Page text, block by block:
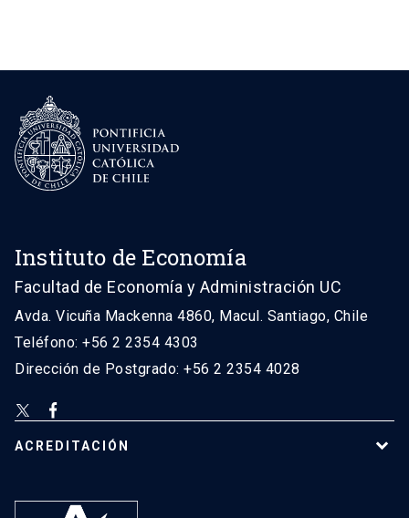
Instituto de Economía
Facultad de Economía y Administración UC
Avda. Vicuña Mackenna 4860, Macul. Santiago, Chile
Teléfono: +56 2 2354 4303
Dirección de Postgrado: +56 2 2354 4028
ACREDITACIÓN